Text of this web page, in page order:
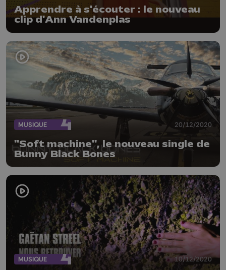
Apprendre à s'écouter : le nouveau
clip d'Ann Vandenplas
MUSIQUE 20/12/2020
"Soft machine", le nouveau single de
Bunny Black Bones
MUSIQUE 10/12/2020